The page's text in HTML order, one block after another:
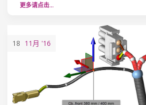
更多请点击…
18 11月 '16